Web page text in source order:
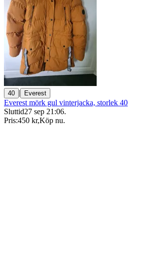
40 | Everest
Everest mörk gul vinterjacka, storlek 40
Sluttid27 sep 21:06.
Pris:450 kr,Köp nu.